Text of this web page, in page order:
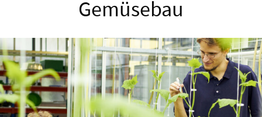
Gemüsebau